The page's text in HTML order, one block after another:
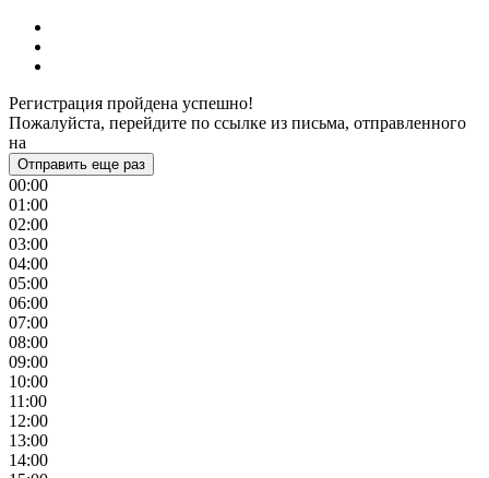
Регистрация пройдена успешно!
Пожалуйста, перейдите по ссылке из письма, отправленного
на
Отправить еще раз
00:00
01:00
02:00
03:00
04:00
05:00
06:00
07:00
08:00
09:00
10:00
11:00
12:00
13:00
14:00